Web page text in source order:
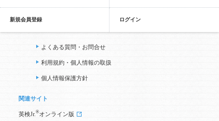
新規会員登録 ログイン
よくある質問・お問合せ
利用規約・個人情報の取扱
個人情報保護方針
関連サイト
英検Jr. ®オンライン版